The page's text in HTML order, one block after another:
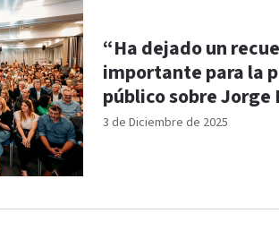
3 de Diciembre de 2025
“Ha dejado un
importante para la
público sobre Jorge